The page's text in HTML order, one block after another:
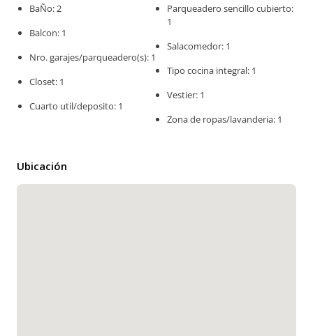
BaÑo: 2
Balcon: 1
Nro. garajes/parqueadero(s): 1
Closet: 1
Cuarto util/deposito: 1
Parqueadero sencillo cubierto:
1
Salacomedor: 1
Tipo cocina integral: 1
Vestier: 1
Zona de ropas/lavanderia: 1
Ubicación